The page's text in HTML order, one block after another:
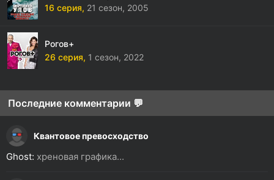
16 серия, 21 сезон, 2005
Рогов+
26 серия, 1 сезон, 2022
Последние комментарии 💬
Квантовое превосходство
Ghost: хреновая графика...